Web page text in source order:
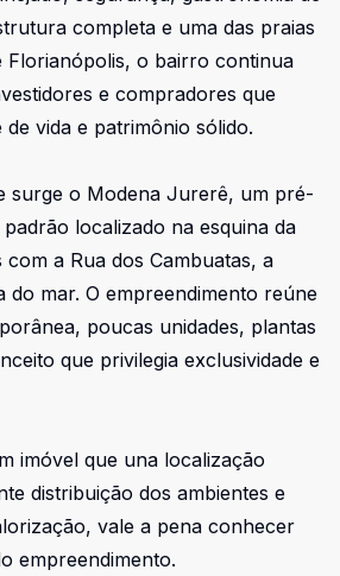
completa e uma das praias
Florianópolis, o bairro continua
e compradores que
vida e patrimônio sólido.
surge o Modena Jurerê, um pré-
localizado na esquina da
com a Rua dos Cambuatas, a
do mar. O empreendimento reúne
poucas unidades, plantas
que privilegia exclusividade e
imóvel que una localização
distribuição dos ambientes e
vale a pena conhecer
empreendimento.